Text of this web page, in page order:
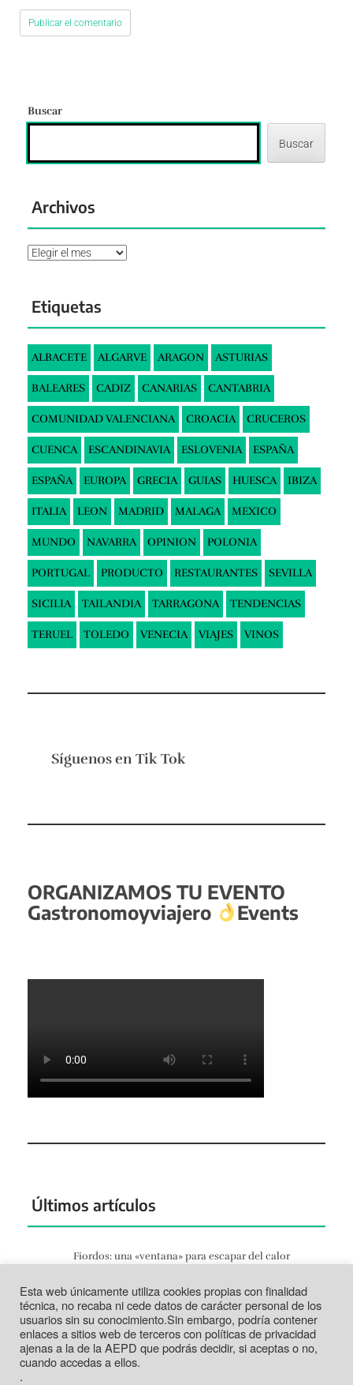
Buscar
Buscar
Archivos
Archivos
Etiquetas
ALBACETE ALGARVE ARAGON ASTURIAS
BALEARES CADIZ CANARIAS CANTABRIA
COMUNIDAD VALENCIANA CROACIA CRUCEROS
CUENCA ESCANDINAVIA ESLOVENIA ESPAÑA
ESPAÑA EUROPA GRECIA GUIAS HUESCA IBIZA
ITALIA LEON MADRID MALAGA MEXICO
MUNDO NAVARRA OPINION POLONIA
PORTUGAL PRODUCTO RESTAURANTES SEVILLA
SICILIA TAILANDIA TARRAGONA TENDENCIAS
TERUEL TOLEDO VENECIA VIAJES VINOS
Síguenos en Tik Tok
ORGANIZAMOS TU EVENTO
Gastronomoyviajero
Events
Últimos artículos
Fiordos: una «ventana» para escapar del calor
Tortosa: la vida según el Ebro
Jun 21, 2026
Tabarca: más que un trozo de piedra
Jun 14, 2026
Esta web únicamente utiliza cookies propias con finalidad
técnica, no recaba ni cede datos de carácter personal de los
usuarios sin su conocimiento.Sin embargo, podría contener
enlaces a sitios web de terceros con políticas de privacidad
ajenas a la de la AEPD que podrás decidir, si aceptas o no,
cuando accedas a ellos.
.